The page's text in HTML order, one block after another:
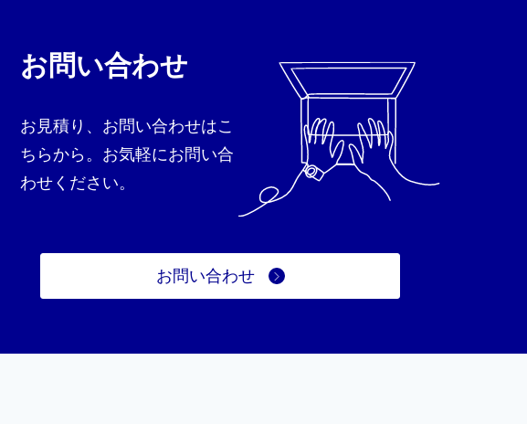
お問い合わせ
お見積り、お問い合わせはこ
ちらから。お気軽にお問い合
わせください。
お問い合わせ